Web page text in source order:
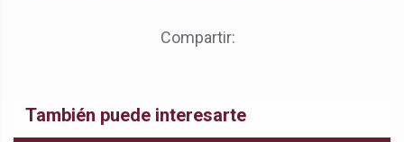
Compartir:
También puede interesarte